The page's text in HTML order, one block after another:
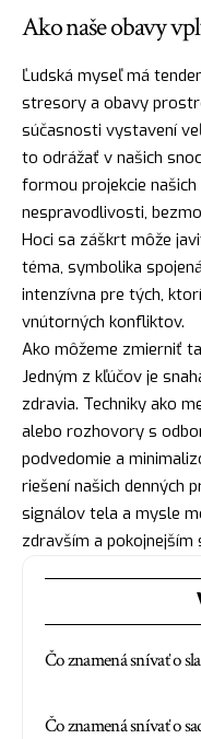
Ako naše obavy
Ľudská myseľ má
stresory a obavy
súčasnosti vystavení
to odrážať v našich
formou projekcie
nespravodlivosti,
Hoci sa záškrt môže
téma, symbolika
intenzívna pre tých,
vnútorných konfliktov.
Ako môžeme zmierniť
Jedným z kľúčov je
zdravia. Techniky ako
alebo rozhovory s
podvedomie a
riešení našich denných
signálov tela a mysle
zdravším a pokojnejším
Čo znamená snívať o
Čo znamená snívať o